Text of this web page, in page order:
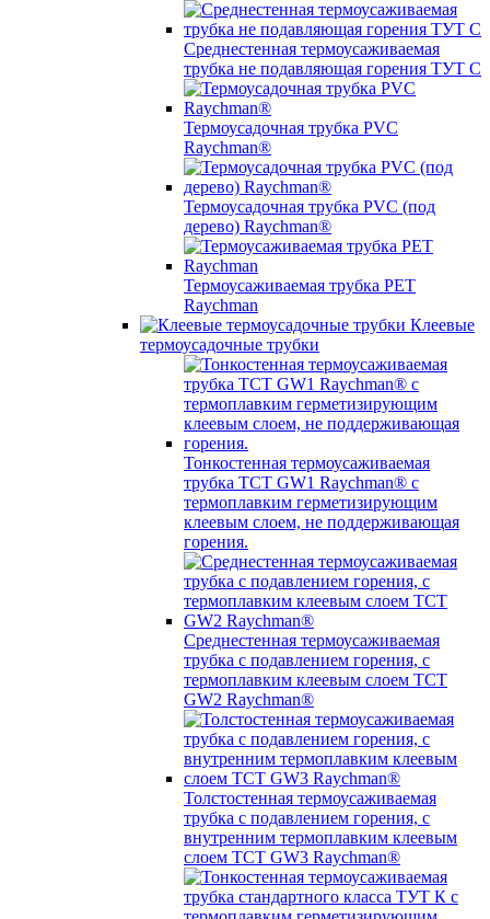
Среднестенная термоусаживаемая
трубка не подавляющая горения ТУТ С
Термоусадочная трубка PVC
Raychman®
Термоусадочная трубка PVC (под
дерево) Raychman®
Термоусаживаемая трубка PET
Raychman
Клеевые
термоусадочные трубки
Тонкостенная термоусаживаемая
трубка TCT GW1 Raychman® с
термоплавким герметизирующим
клеевым слоем, не поддерживающая
горения.
Среднестенная термоусаживаемая
трубка c подавлением горения, с
термоплавким клеевым слоем TCT
GW2 Raychman®
Толстостенная термоусаживаемая
трубка c подавлением горения, с
внутренним термоплавким клеевым
слоем TCT GW3 Raychman®